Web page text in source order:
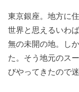
東京銀座。地方に
世界と思えるいわ
無の未開の地。し
た。そう地元のス
びやってきたので